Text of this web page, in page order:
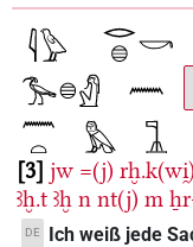
3 jw =(j) rḫ.k(wi̯)
ꜣḫ.t ꜣḫ n nt(j) m
DE
Ich weiß jede